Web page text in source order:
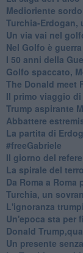
Medioriente
Turchia-Erdogan,
Un via vai nel
Nel Golfo è
I 50 anni della
Golfo spaccato,
The Donald meet
Il primo viaggio
Trump aspirante
Abbattere
La partita di
#freeGabriele
Il giorno del
La spirale del
Da Roma a Roma
Turchia, un
L'ignoranza
Un'epoca sta per
Donald
Un presente